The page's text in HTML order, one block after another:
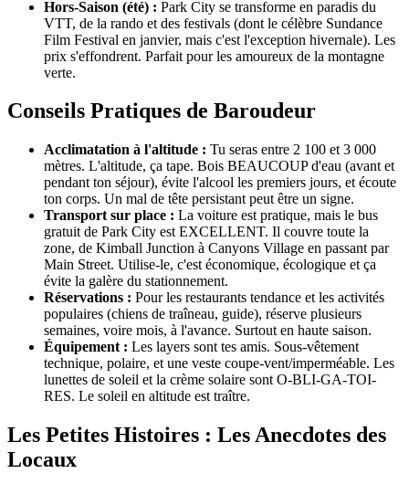
Hors-Saison (été) : Park City se transforme en paradis du
VTT, de la rando et des festivals (dont le célèbre Sundance
Film Festival en janvier, mais c'est l'exception hivernale). Les
prix s'effondrent. Parfait pour les amoureux de la montagne
verte.
Conseils Pratiques de Baroudeur
Acclimatation à l'altitude : Tu seras entre 2 100 et 3 000
mètres. L'altitude, ça tape. Bois BEAUCOUP d'eau (avant et
pendant ton séjour), évite l'alcool les premiers jours, et écoute
ton corps. Un mal de tête persistant peut être un signe.
Transport sur place : La voiture est pratique, mais le bus
gratuit de Park City est EXCELLENT. Il couvre toute la
zone, de Kimball Junction à Canyons Village en passant par
Main Street. Utilise-le, c'est économique, écologique et ça
évite la galère du stationnement.
Réservations : Pour les restaurants tendance et les activités
populaires (chiens de traîneau, guide), réserve plusieurs
semaines, voire mois, à l'avance. Surtout en haute saison.
Équipement : Les layers sont tes amis. Sous-vêtement
technique, polaire, et une veste coupe-vent/imperméable. Les
lunettes de soleil et la crème solaire sont O-BLI-GA-TOI-
RES. Le soleil en altitude est traître.
Les Petites Histoires : Les Anecdotes des
Locaux